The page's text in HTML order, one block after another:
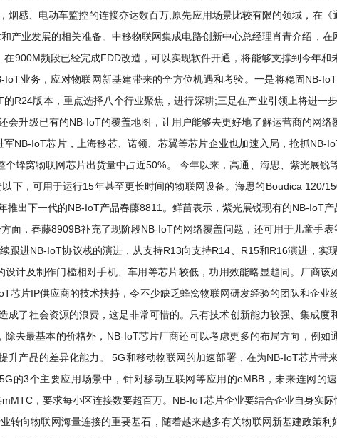
感、电动车监控的连接亦达数百万;原先应用场景比较有限的领域，在
产业发展的相关准备。中移物联网集成电路创新中心总经理肖青介绍，
900M频段已经完成FDD改造，可以实现软件开通，将能够支撑到今年
业务，应对物联网新基建带来的全方位机遇和考验。一是将稳固NB-
R24版本，重点选择八个行业聚焦，进行深耕;三是在产业引领上将进一
升级已有的NB-IoT的覆盖地图，让用户能够去更好地了解运营商的网
NB-IoT芯片，上海移芯、诺领、芯翼等芯片企业也加速入局，抢抓NB-
蜂窝物联网芯片出货量中占近50%。 今年以来，高通、海思、紫光展
下，可用于运行15年甚至更长时间的物联网设备。海思的Boudica 120/
出下一代的NB-IoT产品春藤8811。鲜苗表示，紫光展锐现有的NB-IoT
面，春藤8909B补充了现阶段NB-IoT的网络覆盖问题，还可用于儿童手
进NB-IoT协议栈的演进，从支持R13向支持R14、R15和R16演进，实
计及制作门槛相对手机、车用等芯片较低，功用效能略显趋同。厂商
芯片IP供应商的技术扶持，令不少缺乏蜂窝物联网研发经验的团队和企
了社会资源的浪费，这是非常可惜的。只有技术创新能力较强、集成
去最基本的价格外，NB-IoT芯片厂商还可以考虑更多的布局方向，例
产品的差异化能力。 5G和移动物联网的加速部署，在为NB-IoT芯片带
的3个主要应用场景中，针对移动互联网等应用的eMBB，未来连网的
，要求每小区连接数要超百万。NB-IoT芯片企业要结合企业自身实
向物联网海量连接的重要基石，随着越来越多有关物联网新基建政策利